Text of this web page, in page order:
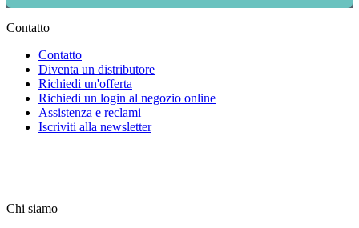
Contatto
Contatto
Diventa un distributore
Richiedi un'offerta
Richiedi un login al negozio online
Assistenza e reclami
Iscriviti alla newsletter
Chi siamo